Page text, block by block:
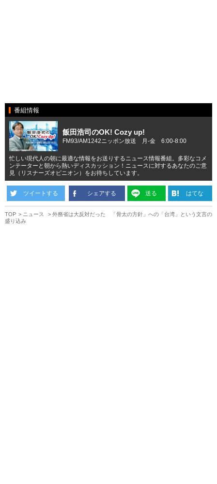
番組情報
飯田浩司のOK! Cozy up!
FM93/AM1242ニッポン放送 月-金 6:00-8:00
忙しい現代人の朝に最適な情報をお送りするニュース情報番組。多彩なコメ
ンテーターと朝から熱いディスカッション！ニュースに対するあなたのご意
見（リスナーズオピニオン）をお待ちしています。
ツイートする シェアする 送る はてな
TOP ニュース
外務省は大反対だった 「骨太の方針」への「台湾」という文言の
盛り込み